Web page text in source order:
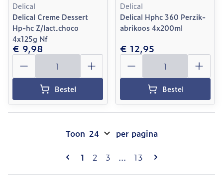
Delical
Delical Creme Dessert
Hp-hc Z/lact.choco
4x125g Nf
€ 9,98
Aantal
Bestel
Delical
Delical Hphc 360 Perzik-
abrikoos 4x200ml
€ 12,95
Aantal
Bestel
Pagina's
U lees momenteel pagina
1 Pagina
2 Pagina
3 ... Pagina
13
Toon per pagina